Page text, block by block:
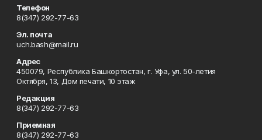
Телефон
8(347) 292-77-63
Эл. почта
uch.bash@mail.ru
Адрес
450079, Республика Башкортостан, г. Уфа, ул. 50-летия
Октября, 13, Дом печати, 10 этаж
Редакция
8(347) 292-77-63
Приемная
8(347) 292-77-63